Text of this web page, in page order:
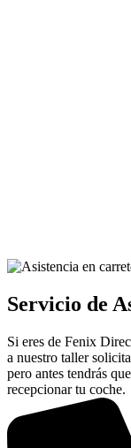
Servicio de
Si eres de Fenix
a nuestro taller
pero antes tendrás
recepcionar tu coche.